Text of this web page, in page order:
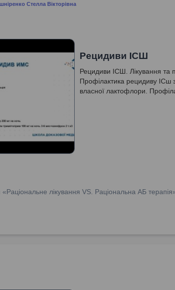
Стелла Вікторівна
Рецидиви ІСШ
Рецидиви ІСШ. Лікування та
Профілактика рецидиву ІСш
власної лактофлори.
лікування VS. Раціональна АБ